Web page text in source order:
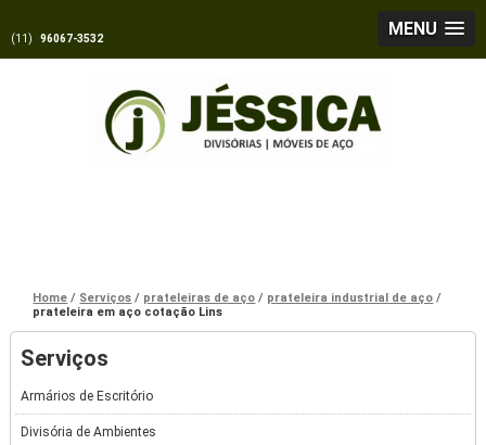
MENU
(11) 96067-3532
Home Serviços prateleiras de aço
prateleira industrial de aço
prateleira em aço cotação Lins
Serviços
Armários de Escritório
Divisória de Ambientes